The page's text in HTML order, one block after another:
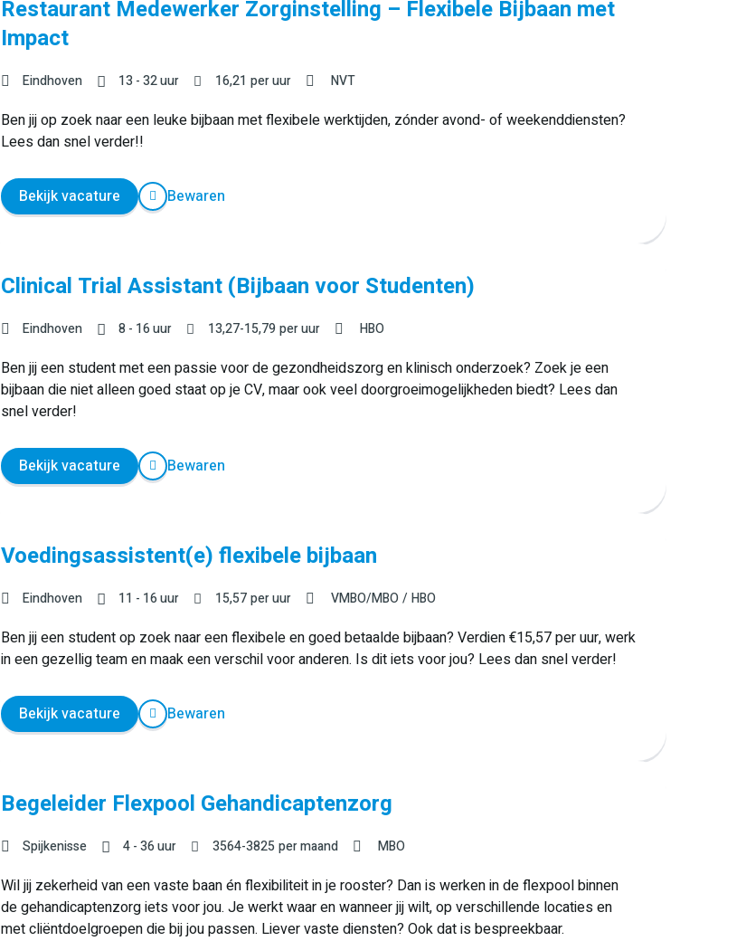
Restaurant Medewerker Zorginstelling – Flexibele Bijbaan met
Impact
Eindhoven 13 - 32 uur 16,21 per uur NVT
Ben jij op zoek naar een leuke bijbaan met flexibele werktijden, zónder avond- of weekenddiensten?
Lees dan snel verder!!
Bekijk vacature Bewaren
Clinical Trial Assistant (Bijbaan voor Studenten)
Eindhoven 8 - 16 uur 13,27-15,79per uur HBO
Ben jij een student met een passie voor de gezondheidszorg en klinisch onderzoek? Zoek je een
bijbaan die niet alleen goed staat op je CV, maar ook veel doorgroeimogelijkheden biedt? Lees dan
snel verder!
Bekijk vacature Bewaren
Voedingsassistent(e) flexibele bijbaan
Eindhoven 11 - 16 uur 15,57per uur VMBO/MBO HBO
Ben jij een student op zoek naar een flexibele en goed betaalde bijbaan? Verdien €15,57 per uur, werk
in een gezellig team en maak een verschil voor anderen. Is dit iets voor jou? Lees dan snel verder!
Bekijk vacature Bewaren
Begeleider Flexpool Gehandicaptenzorg
Spijkenisse 4 - 36 uur 3564-3825per maand MBO
Wil jij zekerheid van een vaste baan én flexibiliteit in je rooster? Dan is werken in de flexpool binnen
de gehandicaptenzorg iets voor jou. Je werkt waar en wanneer jij wilt, op verschillende locaties en
met cliëntdoelgroepen die bij jou passen. Liever vaste diensten? Ook dat is bespreekbaar.